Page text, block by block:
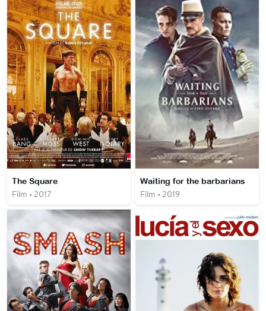
The Square
Film • 2017
Waiting for the barbarians
Film • 2019